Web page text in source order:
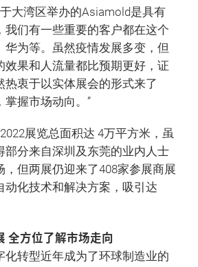
大湾区举办的Asiamold是具有
我们有一些重要的客户都在这个
华为等。虽然疫情发展多变，但
效果和人流量都比预期更好，证
热衷于以实体展会的形式来了
握市场动向。”
展览总面积达 4万平方米，虽
部分来自深圳及东莞的业内人士
，但两展仍迎来了408家参展商展
动化技术和解决方案，吸引达
全方位了解市场走向
化转型近年成为了环球制造业的